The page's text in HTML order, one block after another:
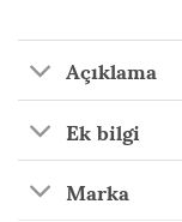
Açıklama
Ek bilgi
Marka